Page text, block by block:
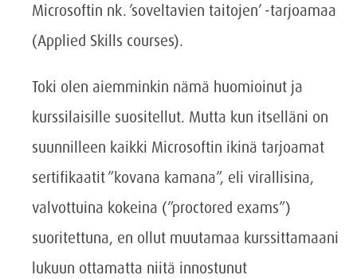
Microsoftin nk. ’soveltavien taitojen’ -tarjoamaa
(Applied Skills courses).
Toki olen aiemminkin nämä huomioinut ja
kurssilaisille suositellut. Mutta kun itselläni on
suunnilleen kaikki Microsoftin ikinä tarjoamat
sertifikaatit ”kovana kamana”, eli virallisina,
valvottuina kokeina (”proctored exams”)
suoritettuna, en ollut muutamaa kurssittamaani
lukuun ottamatta niitä innostunut